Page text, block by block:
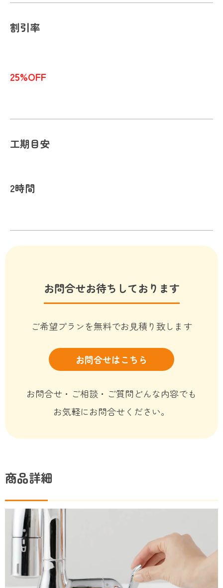
割引率
25%OFF
工期目安
2時間
お問合せお待ちしております
ご希望プランを無料でお見積り致します
お問合せはこちら
お問合せ・ご相談・ご質問どんな内容でも
お気軽にお問合せください。
商品詳細